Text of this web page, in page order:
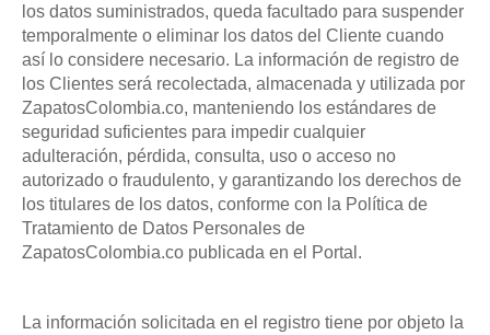
los datos suministrados, queda facultado para suspender
temporalmente o eliminar los datos del Cliente cuando
así lo considere necesario. La información de registro de
los Clientes será recolectada, almacenada y utilizada por
ZapatosColombia.co, manteniendo los estándares de
seguridad suficientes para impedir cualquier
adulteración, pérdida, consulta, uso o acceso no
autorizado o fraudulento, y garantizando los derechos de
los titulares de los datos, conforme con la Política de
Tratamiento de Datos Personales de
ZapatosColombia.co publicada en el Portal.
La información solicitada en el registro tiene por objeto la